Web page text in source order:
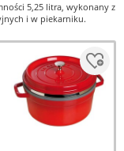
5,25 litra, wykonany z
i w piekarniku.